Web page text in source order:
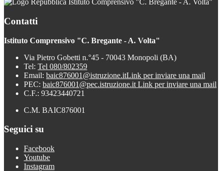
Istituto Comprensivo "C. Bregante - A. Volta"
Contatti
Istituto Comprensivo "C. Bregante - A. Volta"
Via Pietro Gobetti n.°45 - 70043 Monopoli (BA)
Tel: Tel 080/802359
Email: baic876001@istruzione.itLink per inviare una mail
PEC: baic876001@pec.istruzione.it Link per inviare una mail
C.F.: 93423440721
C.M. BAIC876001
Seguici su
Facebook
Youtube
Instagram